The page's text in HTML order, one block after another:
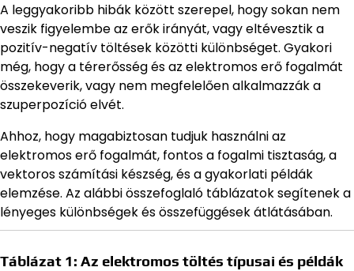
A leggyakoribb hibák között szerepel, hogy sokan nem
veszik figyelembe az erők irányát, vagy eltévesztik a
pozitív-negatív töltések közötti különbséget. Gyakori
még, hogy a térerősség és az elektromos erő fogalmát
összekeverik, vagy nem megfelelően alkalmazzák a
szuperpozíció elvét.
Ahhoz, hogy magabiztosan tudjuk használni az
elektromos erő fogalmát, fontos a fogalmi tisztaság, a
vektoros számítási készség, és a gyakorlati példák
elemzése. Az alábbi összefoglaló táblázatok segítenek a
lényeges különbségek és összefüggések átlátásában.
Táblázat 1: Az elektromos töltés típusai és példák